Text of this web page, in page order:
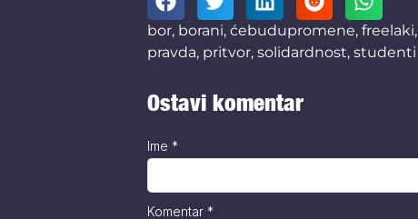
bor, borani, ćebudupromene, freelaki,
pravda, pritvor, solidardnost, studenti
Ostavi komentar
Komentar *
Ime *